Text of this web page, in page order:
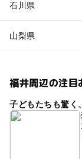
石川県
山梨県
福井周辺の注目
子どもたちも驚く